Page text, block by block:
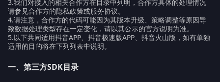
3.我们对接入的相关合作方在目录中列明，合作方具体的处理情况
请参见合作方的隐私政策或服务协议。
4.请注意，合作方的代码可能因为其版本升级、策略调整等原因导
致数据处理类型存在一定变化，请以其公示的官方说明为准。
5.以下共同适用抖音APP、抖音极速版APP、抖音火山版，如有单独
适用的目的将在下列列表中说明。
一、第三方SDK目录